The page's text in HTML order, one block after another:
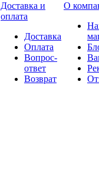
Доставка и
оплата
Доставка
Оплата
Вопрос-
ответ
Возврат
О